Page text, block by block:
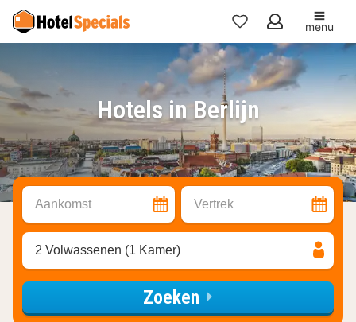
Mijn
favorieten
menu
Hotels in Berlijn
Aankomst Vertrek
2 Volwassenen (1 Kamer)
Zoeken